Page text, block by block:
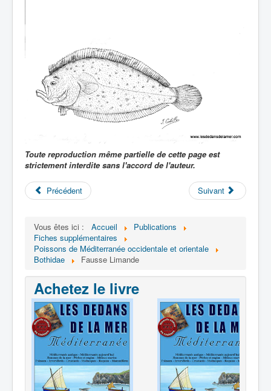
Toute reproduction même partielle de cette page est
strictement interdite sans l'accord de l'auteur.
Précédent Suivant
Vous êtes ici : Accueil
Publications
Fiches supplémentaires
Poissons de Méditerranée occidentale et orientale
Bothidae
Fausse Limande
Achetez le livre